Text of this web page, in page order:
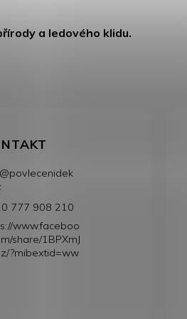
a ledového klidu.
@povlecenidek
777 908 210
www.faceboo
share/1BPXmJ
?mibextid=ww